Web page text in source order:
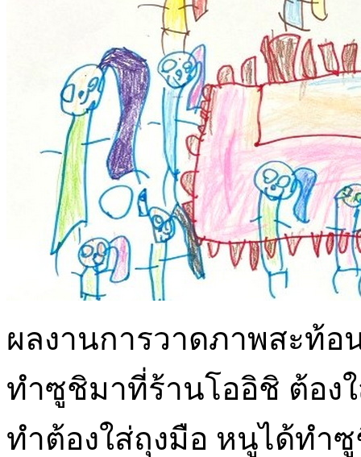
ผลงานการวาดภาพสะท้อ
ทำซูชิมาที่ร้านโออิชิ ต้อง
ทำต้องใส่ถุงมือ หนูได้ทำ